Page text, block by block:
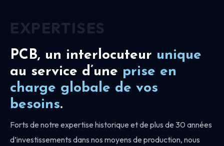
PCB, un interlocuteur unique
au service d’une prise en
charge globale de vos
besoins.
Forts de notre expertise historique et de plus de 30 années
d’investissements dans nos moyens de production, nous
EXPERTISES